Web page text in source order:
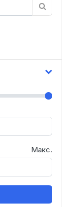
Макс.